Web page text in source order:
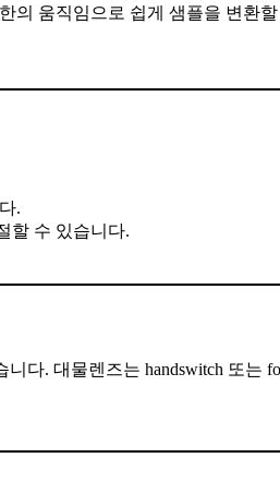
의 움직임으로 쉽게 샘플을 변환
.
할 수 있습니다.
다. 대물렌즈는 handswitch 또는